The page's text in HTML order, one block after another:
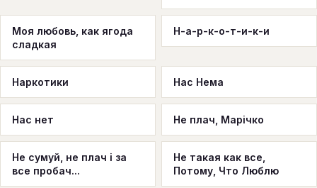
Моя любовь, как ягода
сладкая
Н-а-р-к-о-т-и-к-и
Наркотики Нас Нема
Нас нет Не плач, Марічко
Не сумуй, не плач і за
все пробач...
Не такая как все,
Потому, Что Люблю